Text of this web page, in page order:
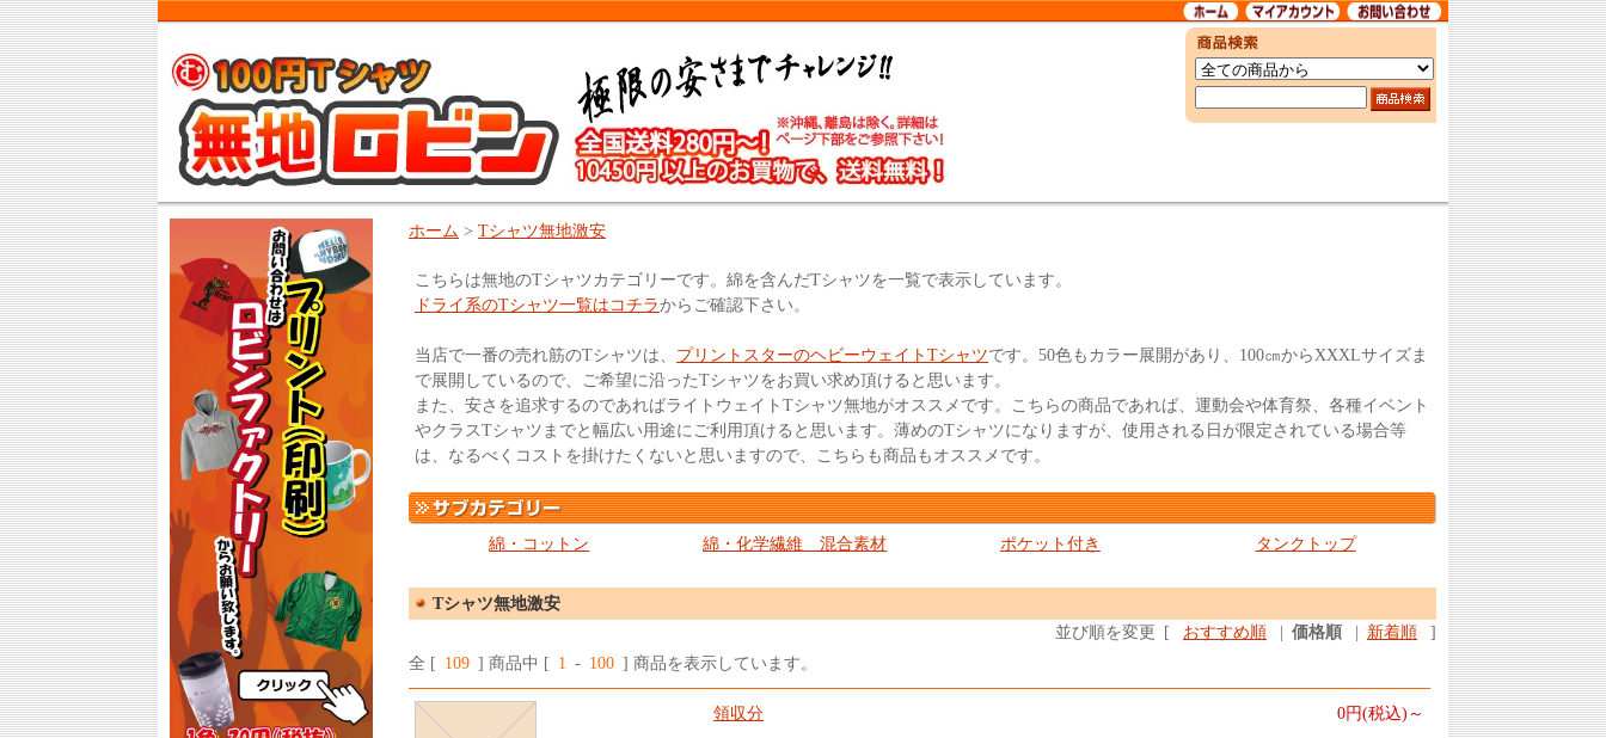
ホーム > Tシャツ無地激安
こちらは無地のTシャツカテゴリーです。綿を含んだTシャツを一覧で表示しています。
ドライ系のTシャツ一覧はコチラからご確認下さい。
当店で一番の売れ筋のTシャツは、 プリントスターのヘビーウェイトTシャツです。50色もカラー展開があり、100㎝からXXXLサイズま
で展開しているので、ご希望に沿ったTシャツをお買い求め頂けると思います。
また、安さを追求するのであればライトウェイトTシャツ無地がオススメです。こちらの商品であれば、運動会や体育祭、各種イベント
やクラスTシャツまでと幅広い用途にご利用頂けると思います。薄めのTシャツになりますが、使用される日が限定されている場合等
は、なるべくコストを掛けたくないと思いますので、こちらも商品もオススメです。
綿・コットン 綿・化学繊維 混合素材 ポケット付き タンクトップ
Tシャツ無地激安
並び順を変更
[ おすすめ順 価格順 新着順
]
全 [ 109 ] 商品中 [ 1 - 100 ] 商品を表示しています。
0円(税込)～
領収分